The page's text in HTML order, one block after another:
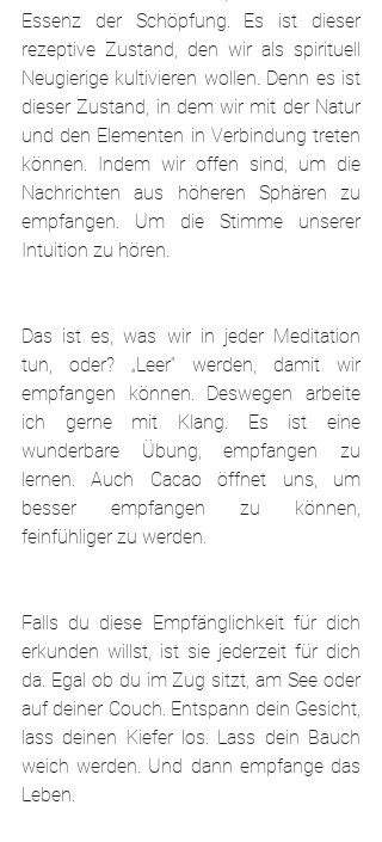
Essenz der Schöpfung. Es ist dieser
rezeptive Zustand, den wir als spirituell
Neugierige kultivieren wollen. Denn es ist
dieser Zustand, in dem wir mit der Natur
und den Elementen in Verbindung treten
können. Indem wir offen sind, um die
Nachrichten aus höheren Sphären zu
empfangen. Um die Stimme unserer
Intuition zu hören.
Das ist es, was wir in jeder Meditation
tun, oder? „Leer“ werden, damit wir
empfangen können. Deswegen arbeite
ich gerne mit Klang. Es ist eine
wunderbare Übung, empfangen zu
lernen. Auch Cacao öffnet uns, um
besser empfangen zu können,
feinfühliger zu werden.
Falls du diese Empfänglichkeit für dich
erkunden willst, ist sie jederzeit für dich
da. Egal ob du im Zug sitzt, am See oder
auf deiner Couch. Entspann dein Gesicht,
lass deinen Kiefer los. Lass dein Bauch
weich werden. Und dann empfange das
Leben.